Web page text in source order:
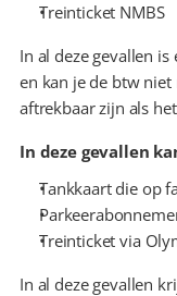
Treinticket NMBS
In al deze gevallen is
en kan je de btw
aftrekbaar zijn als
In deze gevallen
Tankkaart die op
Treinticket via
In al deze gevallen